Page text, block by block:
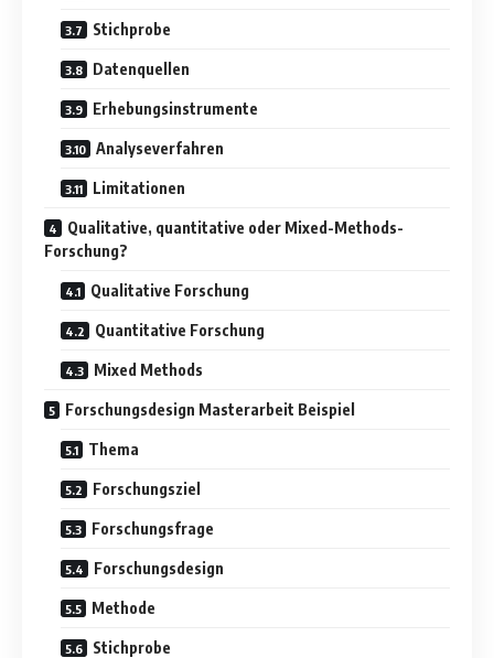
Stichprobe
Datenquellen
Erhebungsinstrumente
Analyseverfahren
Limitationen
Qualitative, quantitative oder Mixed-Methods-
Forschung?
Qualitative Forschung
Quantitative Forschung
Mixed Methods
Forschungsdesign Masterarbeit Beispiel
Thema
Forschungsziel
Forschungsfrage
Forschungsdesign
Methode
Stichprobe